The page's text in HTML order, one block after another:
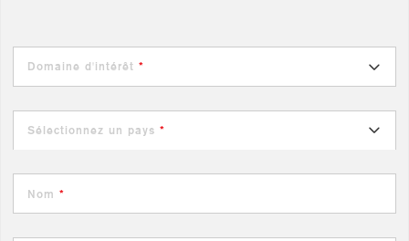
Domaine d'intérêt *
Sélectionnez un pays *
Nom *